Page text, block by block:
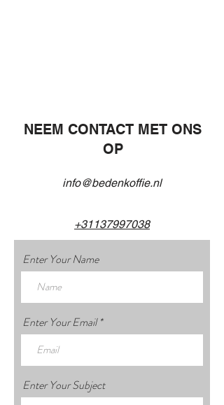
NEEM CONTACT MET ONS
OP
info@bedenkoffie.nl
+31137997038
Enter Your Name
Enter Your Email
Enter Your Subject